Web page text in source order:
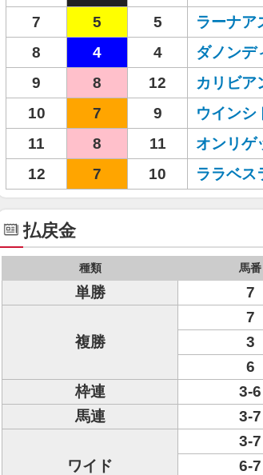
7
5 5 ラーナア
8
4 4 ダノンデ
9
8 12 カリビア
10
7 9 ウインシ
11
8 11 オンリゲ
12
7 10 ララベス
払戻金
種類 馬番
単勝 7
複勝
7
3
6
枠連
3-6
馬連
3-7
ワイド
3-7
6-7